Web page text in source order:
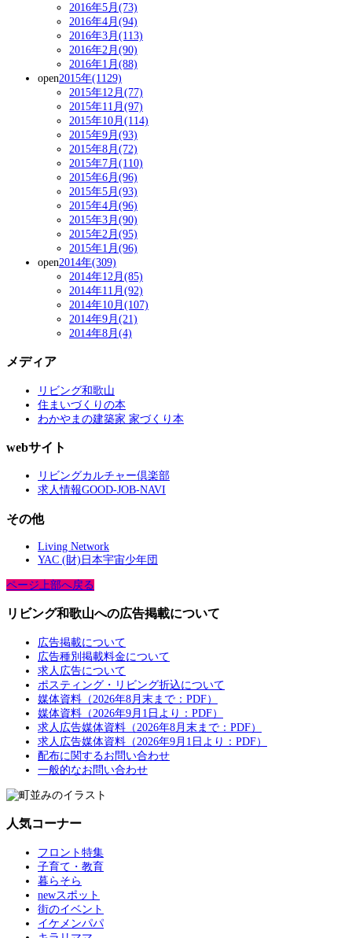
2016年5月(73)
2016年4月(94)
2016年3月(113)
2016年2月(90)
2016年1月(88)
open2015年(1129)
2015年12月(77)
2015年11月(97)
2015年10月(114)
2015年9月(93)
2015年8月(72)
2015年7月(110)
2015年6月(96)
2015年5月(93)
2015年4月(96)
2015年3月(90)
2015年2月(95)
2015年1月(96)
open2014年(309)
2014年12月(85)
2014年11月(92)
2014年10月(107)
2014年9月(21)
2014年8月(4)
メディア
リビング和歌山
住まいづくりの本
わかやまの建築家 家づくり本
webサイト
リビングカルチャー倶楽部
求人情報GOOD-JOB-NAVI
その他
Living Network
YAC (財)日本宇宙少年団
ページ上部へ戻る
リビング和歌山への広告掲載について
広告掲載について
広告種別掲載料金について
求人広告について
ポスティング・リビング折込について
媒体資料（2026年8月末まで：PDF）
媒体資料（2026年9月1日より：PDF）
求人広告媒体資料（2026年8月末まで：PDF）
求人広告媒体資料（2026年9月1日より：PDF）
配布に関するお問い合わせ
一般的なお問い合わせ
人気コーナー
フロント特集
子育て・教育
暮らそら
newスポット
街のイベント
イケメンパパ